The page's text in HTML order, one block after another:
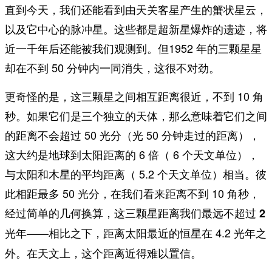
直到今天，我们还能看到由天关客星产生的蟹状星云，
以及它中心的脉冲星。这些都是超新星爆炸的遗迹，将
近一千年后还能被我们观测到。但1952 年的三颗星星
却在不到 50 分钟内一同消失，这很不对劲。
更奇怪的是，这三颗星之间相互距离很近，不到 10 角
秒。如果它们是三个独立的天体，那么意味着它们之间
的距离不会超过 50 光分（光 50 分钟走过的距离），
这大约是地球到太阳距离的 6 倍（ 6 个天文单位），
与太阳和木星的平均距离（ 5.2 个天文单位）相当。彼
此相距最多 50 光分，在我们看来距离不到 10 角秒，
经过简单的几何换算， 这三颗星距离我们最远不超过 2
光年——相比之下，距离太阳最近的恒星在 4.2 光年之
外。在天文上，这个距离近得难以置信。